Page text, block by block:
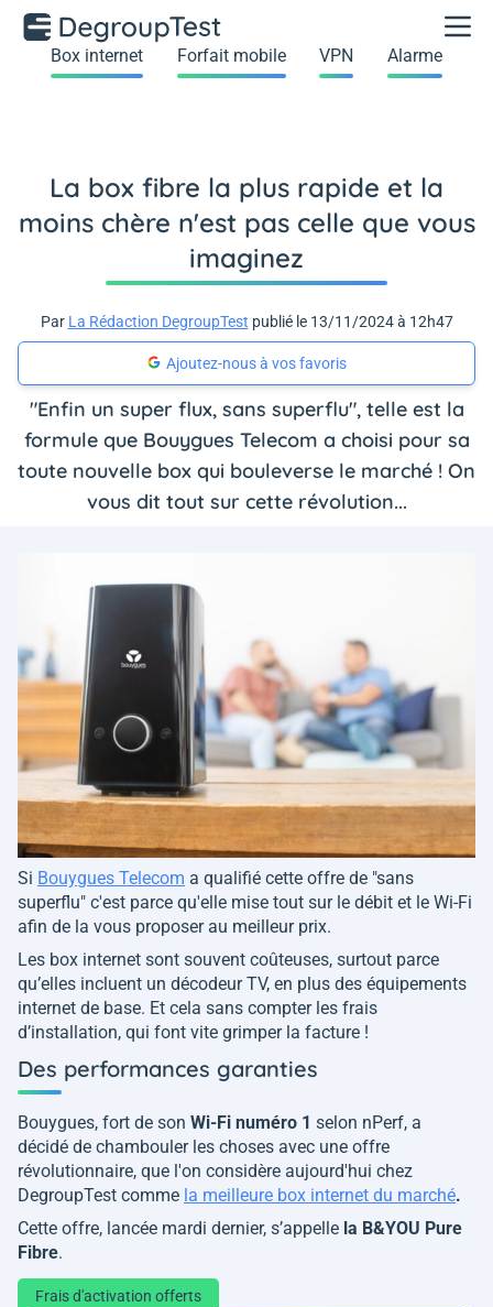
Box internet Forfait mobile VPN Alarme
La box fibre la plus rapide et la
moins chère n'est pas celle que vous
imaginez
Par La Rédaction DegroupTest publié le 13/11/2024 à 12h47
Ajoutez-nous à vos favoris
"Enfin un super flux, sans superflu", telle est la
formule que Bouygues Telecom a choisi pour sa
toute nouvelle box qui bouleverse le marché ! On
vous dit tout sur cette révolution...
Si Bouygues Telecom a qualifié cette offre de "sans
superflu" c'est parce qu'elle mise tout sur le débit et le Wi-Fi
afin de la vous proposer au meilleur prix.
Les box internet sont souvent coûteuses, surtout parce
qu’elles incluent un décodeur TV, en plus des équipements
internet de base. Et cela sans compter les frais
d’installation, qui font vite grimper la facture !
Des performances garanties
Bouygues, fort de son Wi-Fi numéro 1 selon nPerf, a
décidé de chambouler les choses avec une offre
révolutionnaire, que l'on considère aujourd'hui chez
DegroupTest comme la meilleure box internet du marché.
Cette offre, lancée mardi dernier, s’appelle la B&YOU Pure
Fibre.
Frais d'activation offerts